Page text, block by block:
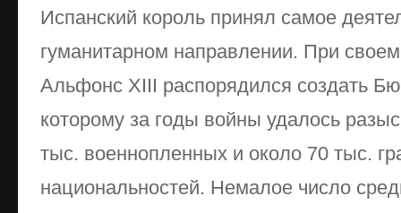
Испанский король принял самое
гуманитарном направлении. При
Альфонс XIII распорядился создать
которому за годы войны удалось
тыс. военнопленных и около 70 тыс.
национальностей. Немалое число